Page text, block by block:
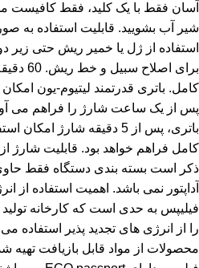
آسان فقط با یک کلید، فقط کافیست
شیر آب بشویید. قابلیت استفاده به
استفاده از ژل یا خمیر ریش حتی
برای
پس از یک ساعت شارژ را فراهم می
باتری، پس از 5 دقیقه شارژ
ذکر است بسته بندی دستگاه فقط
آداپتور نمی باشد. اهمیت استفاده از
را از انرژی های تجدید پذیر استفاده
محصولات از مواد قابل بازیافت تهیه